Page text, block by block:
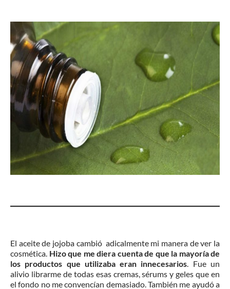
El aceite de jojoba cambió adicalmente mi manera de ver la
cosmética. Hizo que me diera cuenta de que la mayoría de
los productos que utilizaba eran innecesarios. Fue un
alivio librarme de todas esas cremas, sérums y geles que en
el fondo no me convencían demasiado. También me ayudó a